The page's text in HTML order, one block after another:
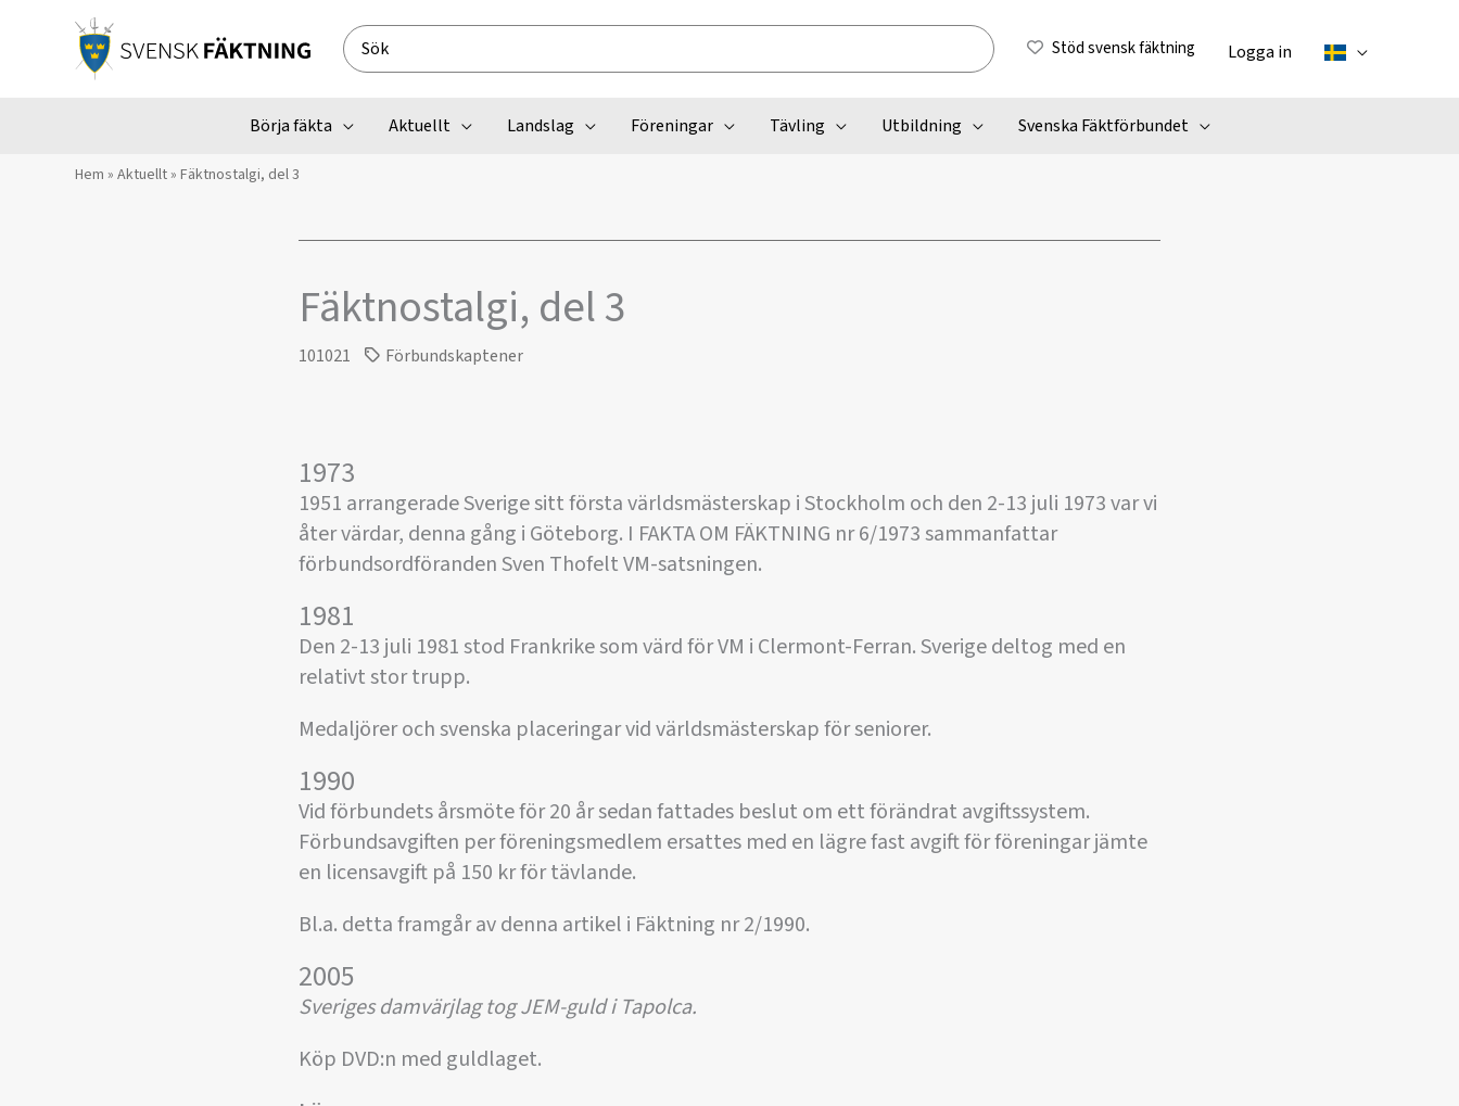
Search
for:
Stöd svensk fäktning Logga in
Börja fäkta Aktuellt Landslag Föreningar Tävling Utbildning Svenska Fäktförbundet
Hem » Aktuellt» Fäktnostalgi, del 3
Fäktnostalgi, del 3
101021 Förbundskaptener
1973
1951 arrangerade Sverige sitt första världsmästerskap i Stockholm och den 2-13 juli 1973 var vi
åter värdar, denna gång i Göteborg. I FAKTA OM FÄKTNING nr 6/1973 sammanfattar
förbundsordföranden Sven Thofelt VM-satsningen.
1981
Den 2-13 juli 1981 stod Frankrike som värd för VM i Clermont-Ferran. Sverige deltog med en
relativt stor trupp.
Medaljörer och svenska placeringar vid världsmästerskap för seniorer.
1990
Vid förbundets årsmöte för 20 år sedan fattades beslut om ett förändrat avgiftssystem.
Förbundsavgiften per föreningsmedlem ersattes med en lägre fast avgift för föreningar jämte
en licensavgift på 150 kr för tävlande.
Bl.a. detta framgår av denna artikel i Fäktning nr 2/1990.
2005
Sveriges damvärjlag tog JEM-guld i Tapolca.
Köp DVD:n med guldlaget.